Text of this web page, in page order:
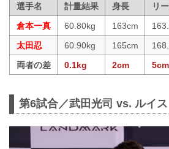
選手名 計量結果 身長
リ
倉本一真
60.80kg 163cm
太田忍
60.90kg 165cm
両者の差
0.1kg 2cm 5cm
第6試合／武田光司 vs. ルイ